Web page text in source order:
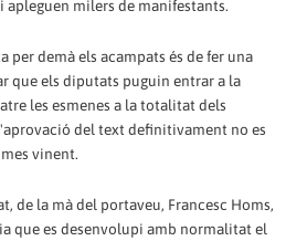
apleguen milers de manifestants.
per demà els acampats és de fer una
que els diputats puguin entrar a la
les esmenes a la totalitat dels
del text definitivament no es
vinent.
de la mà del portaveu, Francesc Homs,
que es desenvolupi amb normalitat el